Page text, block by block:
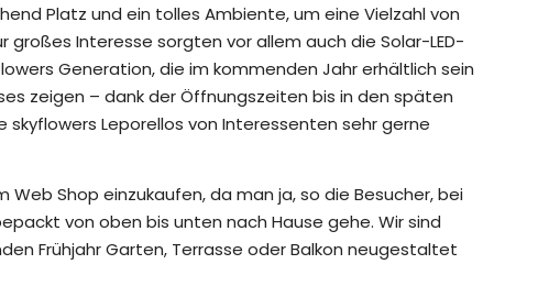
Platz und ein tolles Ambiente, um eine Vielzahl von
Interesse sorgten vor allem auch die Solar-LED-
Generation, die im kommenden Jahr erhältlich sein
zeigen – dank der Öffnungszeiten bis in den späten
Leporellos von Interessenten sehr gerne
Shop einzukaufen, da man ja, so die Besucher, bei
von oben bis unten nach Hause gehe. Wir sind
Frühjahr Garten, Terrasse oder Balkon neugestaltet